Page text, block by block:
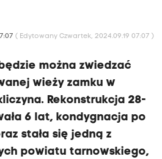
( Edytowany Czwartek, 2024.09.19 07:07 )
można zwiedzać
wieży zamku w
Rekonstrukcja 28-
6 lat, kondygnacja po
stała się jedną z
powiatu tarnowskiego,